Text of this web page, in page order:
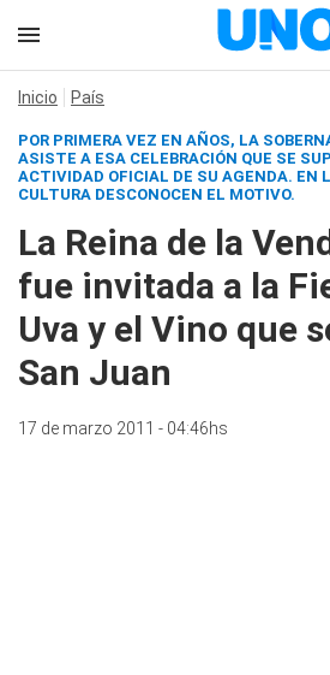
Inicio País
POR PRIMERA VEZ EN AÑOS, LA
ASISTE A ESA CELEBRACIÓN QUE SE
ACTIVIDAD OFICIAL DE SU AGENDA. EN
CULTURA DESCONOCEN EL MOTIVO.
La Reina de la
fue invitada a la
Uva y el Vino que
San Juan
17 de marzo 2011 - 04:46hs